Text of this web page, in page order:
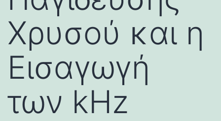
Χρυσού και η
Εισαγωγή
των kHz